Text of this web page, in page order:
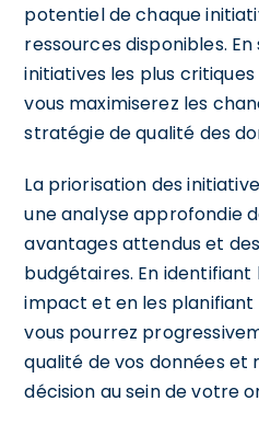
potentiel de chaque
ressources disponibles.
initiatives les plus
vous maximiserez les
stratégie de qualité des
La priorisation des
une analyse approfondie
avantages attendus et
budgétaires. En
impact et en les
vous pourrez
qualité de vos données
décision au sein de votre